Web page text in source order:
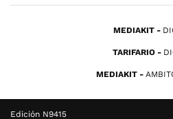
MEDIAKIT
TARIFARIO
MEDIAKIT
Edición N9415